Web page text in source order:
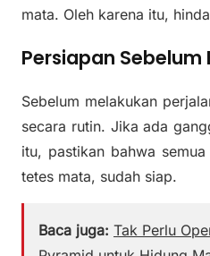
mata. Oleh karena itu,
Persiapan
Sebelum melakukan
secara rutin. Jika ada
itu, pastikan bahwa
tetes mata, sudah siap.
Baca juga: Tak Perlu